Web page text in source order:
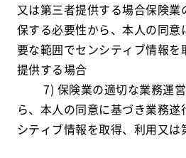
又は第三者提供する場合保険
保する必要性から、本人の同
要な範囲でセンシティブ情報を
提供する場合
7) 保険業の適切な業務運営
ら、本人の同意に基づき業務
シティブ情報を取得、利用又